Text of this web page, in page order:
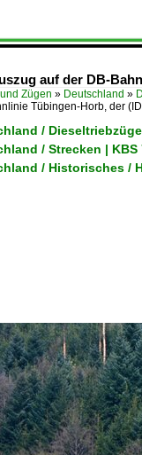
auf der DB-
Zügen » Deutschland »
Tübingen-Horb, der
/
/ Strecken |
/ Historisches /